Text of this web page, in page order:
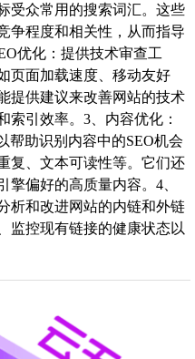
受众常用的搜索词汇。这些
争程度和相关性，从而指导
优化：提供技术审查工
页面加载速度、移动友好
提供建议来改善网站的技术
索引效率。3、内容优化：
帮助识别内容中的SEO机会
复、文本可读性等。它们还
偏好的高质量内容。4、
析和改进网站的内链和外链
监控现有链接的健康状态以